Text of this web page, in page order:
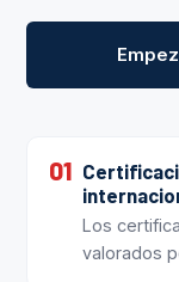
01
Los
valorados